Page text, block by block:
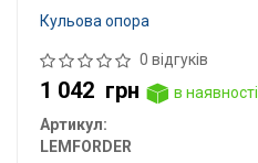
Кульова опора
0 відгуків
1 042 грн
в наявності
Артикул:
LEMFORDER